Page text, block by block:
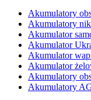
Akumulatory
Akumulatory
Akumulator
Akumulator
Akumulator
Akumulator
Akumulatory
Akumulatory